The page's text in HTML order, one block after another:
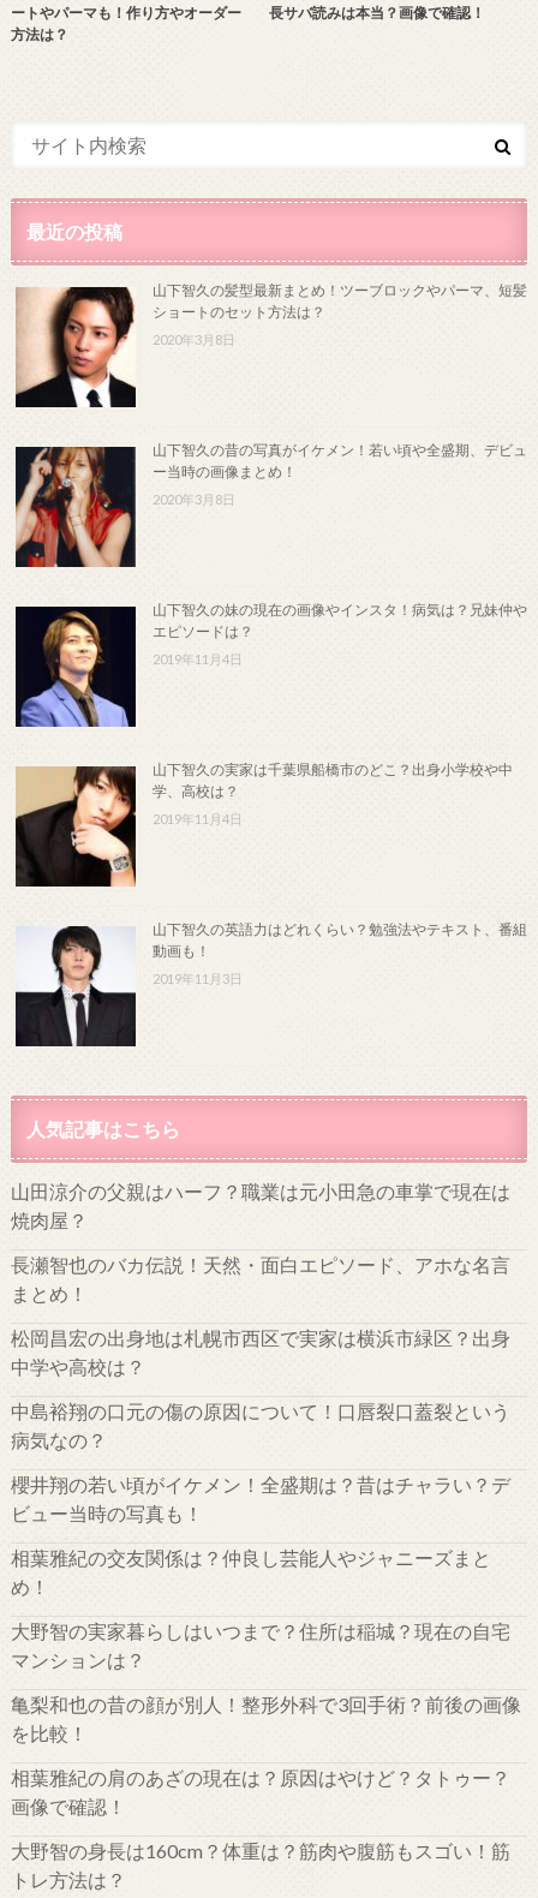
ートやパーマも！作り方やオーダー
方法は？
長サバ読みは本当？画像で確認！
最近の投稿
山下智久の髪型最新まとめ！ツーブロックやパーマ、短髪
ショートのセット方法は？
2020年3月8日
山下智久の昔の写真がイケメン！若い頃や全盛期、デビュ
ー当時の画像まとめ！
2020年3月8日
山下智久の妹の現在の画像やインスタ！病気は？兄妹仲や
エピソードは？
2019年11月4日
山下智久の実家は千葉県船橋市のどこ？出身小学校や中
学、高校は？
2019年11月4日
山下智久の英語力はどれくらい？勉強法やテキスト、番組
動画も！
2019年11月3日
人気記事はこちら
山田涼介の父親はハーフ？職業は元小田急の車掌で現在は
焼肉屋？
長瀬智也のバカ伝説！天然・面白エピソード、アホな名言
まとめ！
松岡昌宏の出身地は札幌市西区で実家は横浜市緑区？出身
中学や高校は？
中島裕翔の口元の傷の原因について！口唇裂口蓋裂という
病気なの？
櫻井翔の若い頃がイケメン！全盛期は？昔はチャラい？デ
ビュー当時の写真も！
相葉雅紀の交友関係は？仲良し芸能人やジャニーズまと
め！
大野智の実家暮らしはいつまで？住所は稲城？現在の自宅
マンションは？
亀梨和也の昔の顔が別人！整形外科で3回手術？前後の画像
を比較！
相葉雅紀の肩のあざの現在は？原因はやけど？タトゥー？
画像で確認！
大野智の身長は160cm？体重は？筋肉や腹筋もスゴい！筋
トレ方法は？